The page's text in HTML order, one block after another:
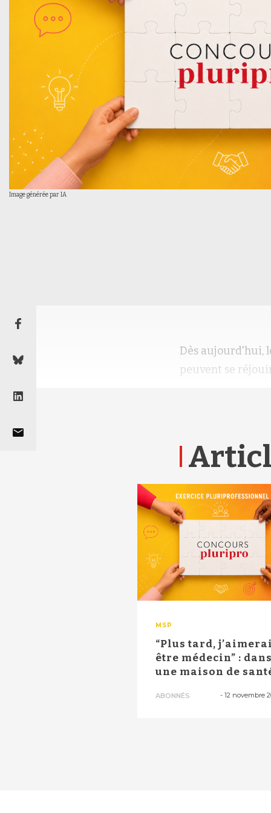
Image générée par IA
Dès aujourd'hui,
peuvent se
MSP
“Plus tard,
être médecin” : dans
une maison de
ABONNÉS - 12 novembre